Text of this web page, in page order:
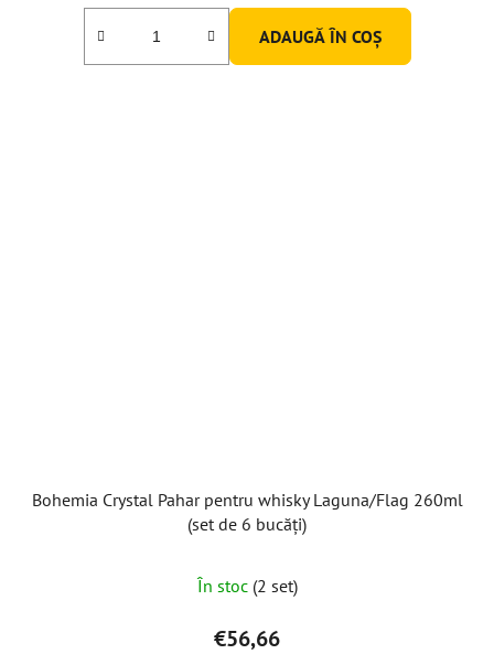
ADAUGĂ ÎN COŞ
Bohemia Crystal Pahar pentru whisky Laguna/Flag 260ml
(set de 6 bucăți)
În stoc (2 set)
€56,66